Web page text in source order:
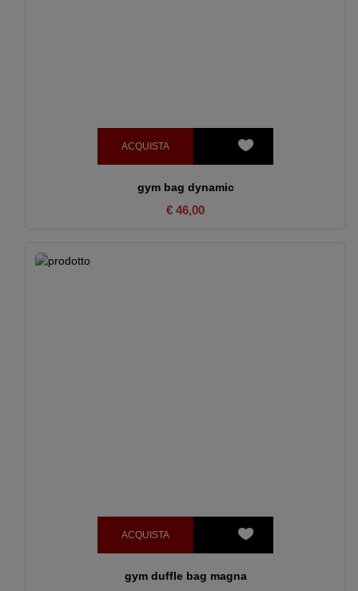
ACQUISTA
gym bag dynamic
€ 46,00
ACQUISTA
gym duffle bag magna